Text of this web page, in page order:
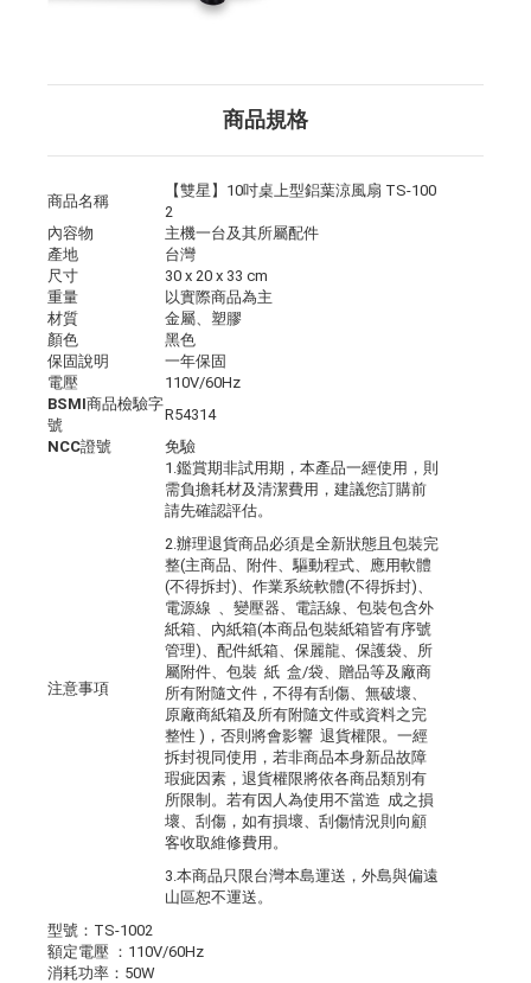
商品規格
商品名稱
【雙星】10吋桌上型鋁葉涼風扇 TS-100
2
內容物
主機一台及其所屬配件
產地
台灣
尺寸
30 x 20 x 33 cm
重量
以實際商品為主
材質
金屬、塑膠
顏色
黑色
保固說明
一年保固
電壓
110V/60Hz
BSMI商品檢驗字
號
R54314
NCC證號
免驗
注意事項
1.鑑賞期非試用期，本產品一經使用，則
需負擔耗材及清潔費用，建議您訂購前
請先確認評估。
2.辦理退貨商品必須是全新狀態且包裝完
整(主商品、附件、驅動程式、應用軟體
(不得拆封)、作業系統軟體(不得拆封)、
電源線 、變壓器、電話線、包裝包含外
紙箱、內紙箱(本商品包裝紙箱皆有序號
管理)、配件紙箱、保麗龍、保護袋、所
屬附件、包裝 紙 盒/袋、贈品等及廠商
所有附隨文件，不得有刮傷、無破壞、
原廠商紙箱及所有附隨文件或資料之完
整性 )，否則將會影響 退貨權限。一經
拆封視同使用，若非商品本身新品故障
瑕疵因素，退貨權限將依各商品類別有
所限制。若有因人為使用不當造 成之損
壞、刮傷，如有損壞、刮傷情況則向顧
客收取維修費用。
3.本商品只限台灣本島運送，外島與偏遠
山區恕不運送。
型號：TS-1002
額定電壓 ：110V/60Hz
消耗功率：50W